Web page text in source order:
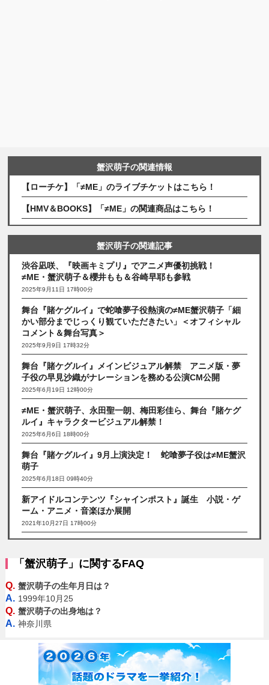
蟹沢萌子の関連情報
【ローチケ】「≠ME」のライブチケットはこちら！
【HMV＆BOOKS】「≠ME」の関連商品はこちら！
蟹沢萌子の関連記事
渋谷凪咲、『映画キミプリ』でアニメ声優初挑戦！
≠ME・蟹沢萌子＆櫻井もも＆谷崎早耶も参戦
2025年9月11日 17時00分
舞台『賭ケグルイ』で蛇喰夢子役熱演の≠ME蟹沢萌子「細
かい部分までじっくり観ていただきたい」＜オフィシャル
コメント＆舞台写真＞
2025年9月9日 17時32分
舞台『賭ケグルイ』メインビジュアル解禁 アニメ版・夢
子役の早見沙織がナレーションを務める公演CM公開
2025年6月19日 12時00分
≠ME・蟹沢萌子、永田聖一朗、梅田彩佳ら、舞台『賭ケグ
ルイ』キャラクタービジュアル解禁！
2025年6月6日 18時00分
舞台『賭ケグルイ』9月上演決定！ 蛇喰夢子役は≠ME蟹沢
萌子
2025年6月18日 09時40分
新アイドルコンテンツ『シャインポスト』誕生 小説・ゲ
ーム・アニメ・音楽ほか展開
2021年10月27日 17時00分
「蟹沢萌子」に関するFAQ
Q. 蟹沢萌子の生年月日は？
A. 1999年10月25
Q. 蟹沢萌子の出身地は？
A. 神奈川県